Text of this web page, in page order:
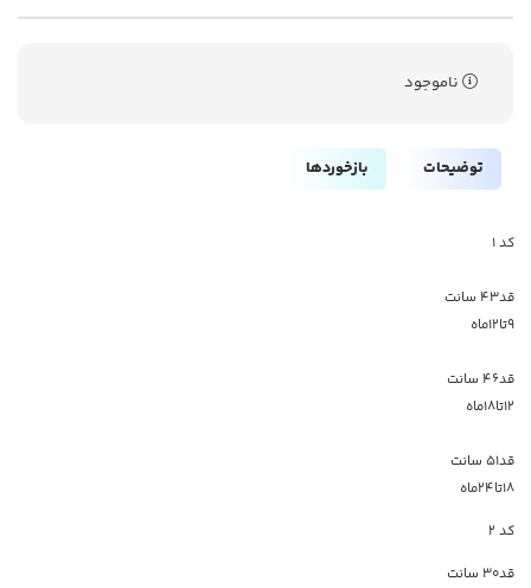
ناموجود
توضیحات بازخوردها
کد ۱
قد۴۳ سانت
۹تا۱۲ماه
قد۴۶ سانت
۱۲تا۱۸ماه
قد۵۱ سانت
۱۸تا۲۴ماه
کد ۲
قد۳۰ سانت